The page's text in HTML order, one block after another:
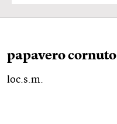
papavero cornuto
loc.s.m.